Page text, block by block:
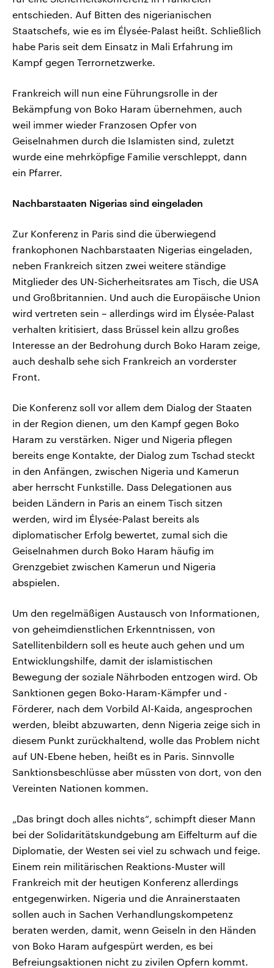
entschieden. Auf Bitten des nigerianischen
Staatschefs, wie es im Élysée-Palast heißt. Schließlich
habe Paris seit dem Einsatz in Mali Erfahrung im
Kampf gegen Terrornetzwerke.
Frankreich will nun eine Führungsrolle in der
Bekämpfung von Boko Haram übernehmen, auch
weil immer wieder Franzosen Opfer von
Geiselnahmen durch die Islamisten sind, zuletzt
wurde eine mehrköpfige Familie verschleppt, dann
ein Pfarrer.
Nachbarstaaten Nigerias sind eingeladen
Zur Konferenz in Paris sind die überwiegend
frankophonen Nachbarstaaten Nigerias eingeladen,
neben Frankreich sitzen zwei weitere ständige
Mitglieder des UN-Sicherheitsrates am Tisch, die USA
und Großbritannien. Und auch die Europäische Union
wird vertreten sein – allerdings wird im Élysée-Palast
verhalten kritisiert, dass Brüssel kein allzu großes
Interesse an der Bedrohung durch Boko Haram zeige,
auch deshalb sehe sich Frankreich an vorderster
Front.
Die Konferenz soll vor allem dem Dialog der Staaten
in der Region dienen, um den Kampf gegen Boko
Haram zu verstärken. Niger und Nigeria pflegen
bereits enge Kontakte, der Dialog zum Tschad steckt
in den Anfängen, zwischen Nigeria und Kamerun
aber herrscht Funkstille. Dass Delegationen aus
beiden Ländern in Paris an einem Tisch sitzen
werden, wird im Élysée-Palast bereits als
diplomatischer Erfolg bewertet, zumal sich die
Geiselnahmen durch Boko Haram häufig im
Grenzgebiet zwischen Kamerun und Nigeria
abspielen.
Um den regelmäßigen Austausch von Informationen,
von geheimdienstlichen Erkenntnissen, von
Satellitenbildern soll es heute auch gehen und um
Entwicklungshilfe, damit der islamistischen
Bewegung der soziale Nährboden entzogen wird. Ob
Sanktionen gegen Boko-Haram-Kämpfer und -
Förderer, nach dem Vorbild Al-Kaida, angesprochen
werden, bleibt abzuwarten, denn Nigeria zeige sich in
diesem Punkt zurückhaltend, wolle das Problem nicht
auf UN-Ebene heben, heißt es in Paris. Sinnvolle
Sanktionsbeschlüsse aber müssten von dort, von den
Vereinten Nationen kommen.
„Das bringt doch alles nichts“, schimpft dieser Mann
bei der Solidaritätskundgebung am Eiffelturm auf die
Diplomatie, der Westen sei viel zu schwach und feige.
Einem rein militärischen Reaktions-Muster will
Frankreich mit der heutigen Konferenz allerdings
entgegenwirken. Nigeria und die Anrainerstaaten
sollen auch in Sachen Verhandlungskompetenz
beraten werden, damit, wenn Geiseln in den Händen
von Boko Haram aufgespürt werden, es bei
Befreiungsaktionen nicht zu zivilen Opfern kommt.